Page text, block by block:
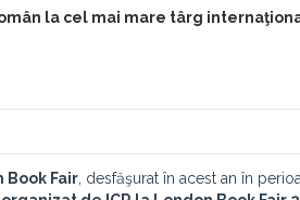
la cel mai mare târg
Fair , desfăşurat în acest an în